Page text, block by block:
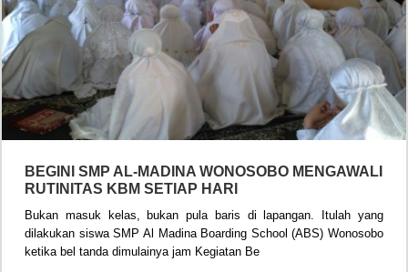
BEGINI SMP AL-MADINA WONOSOBO MENGAWALI
RUTINITAS KBM SETIAP HARI
Bukan masuk kelas, bukan pula baris di lapangan. Itulah yang
dilakukan siswa SMP Al Madina Boarding School (ABS) Wonosobo
ketika bel tanda dimulainya jam Kegiatan Be